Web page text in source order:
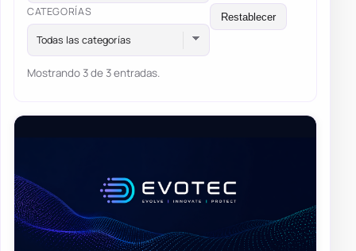
CATEGORÍAS
Todas las categorías
Restablecer
Mostrando 3 de 3 entradas.